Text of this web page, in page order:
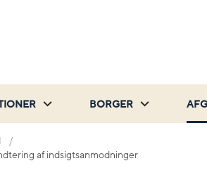
BORGER
af indsigtsanmodninger